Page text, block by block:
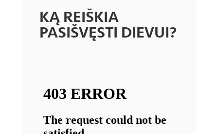
KĄ REIŠKIA
PASIŠVĘSTI DIEVUI?